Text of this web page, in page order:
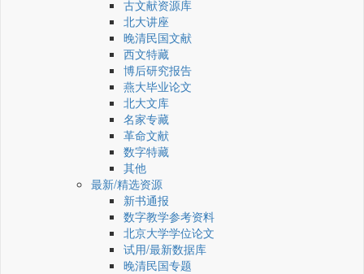
古文献资源库
北大讲座
晚清民国文献
西文特藏
博后研究报告
燕大毕业论文
北大文库
名家专藏
革命文献
数字特藏
其他
最新/精选资源
新书通报
数字教学参考资料
北京大学学位论文
试用/最新数据库
晚清民国专题